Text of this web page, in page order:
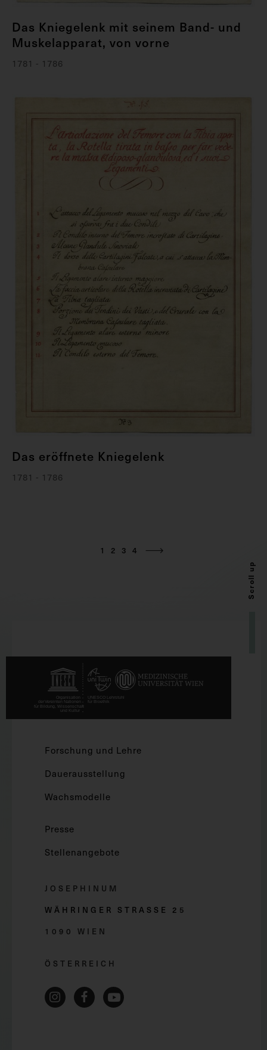
Das Kniegelenk mit seinem Band- und
Muskelapparat, von vorne
1781 - 1786
Das eröffnete Kniegelenk
1781 - 1786
1 2 3 4
Scroll up
Forschung und Lehre
Dauerausstellung
Wachsmodelle
Presse
Stellenangebote
JOSEPHINUM
WÄHRINGER STRASSE 2 5
1090 WIEN
ÖSTERREICH